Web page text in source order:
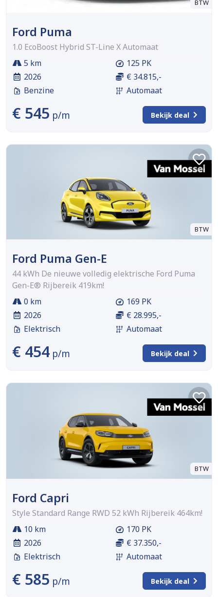
BTW
Ford Puma
1.0 EcoBoost Hybrid ST-Line X Automaat
5 km
2026
Benzine
125 PK
€ 34.815,-
Automaat
€ 545 p/m Bekijk deal
BTW
Ford Puma Gen-E
44 kWh De nieuwe volledig elektrische Ford Puma
Gen-E® Rijbereik 419km!
0 km
2026
Elektrisch
169 PK
€ 28.995,-
Automaat
€ 454 p/m Bekijk deal
BTW
Ford Capri
Style Standard Range RWD 52 kWh Rijbereik 464km!
10 km
2026
Elektrisch
170 PK
€ 37.350,-
Automaat
€ 585 p/m Bekijk deal